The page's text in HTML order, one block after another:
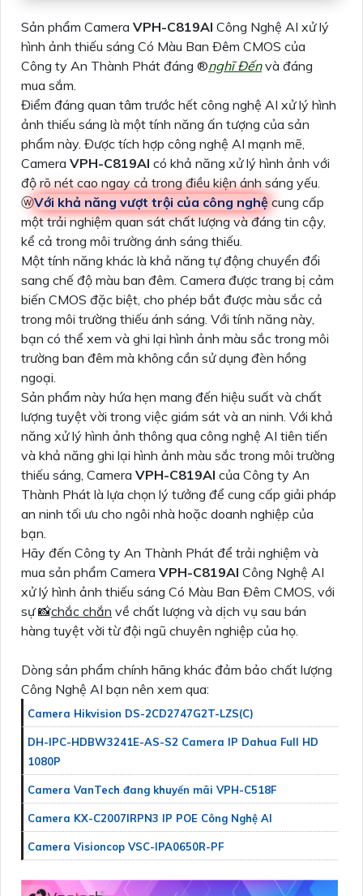
Sản phẩm Camera VPH-C819AI Công Nghệ AI xử lý
hình ảnh thiếu sáng Có Màu Ban Ðêm CMOS của
Công ty An Thành Phát đáng ®️nghĩ Đếnvà đáng
mua sắm.
Điểm đáng quan tâm trước hết công nghệ AI xử lý hình
ảnh thiếu sáng là một tính năng ấn tượng của sản
phẩm này. Được tích hợp công nghệ AI mạnh mẽ,
Camera VPH-C819AI có khả năng xử lý hình ảnh với
độ rõ nét cao ngay cả trong điều kiện ánh sáng yếu.
ⓦVới khả năng vượt trội của công nghệ cung cấp
một trải nghiệm quan sát chất lượng và đáng tin cậy,
kể cả trong môi trường ánh sáng thiếu.
Một tính năng khác là khả năng tự động chuyển đổi
sang chế độ màu ban đêm. Camera được trang bị cảm
biến CMOS đặc biệt, cho phép bắt được màu sắc cả
trong môi trường thiếu ánh sáng. Với tính năng này,
bạn có thể xem và ghi lại hình ảnh màu sắc trong môi
trường ban đêm mà không cần sử dụng đèn hồng
ngoại.
Sản phẩm này hứa hẹn mang đến hiệu suất và chất
lượng tuyệt vời trong việc giám sát và an ninh. Với khả
năng xử lý hình ảnh thông qua công nghệ AI tiên tiến
và khả năng ghi lại hình ảnh màu sắc trong môi trường
thiếu sáng, Camera VPH-C819AI của Công ty An
Thành Phát là lựa chọn lý tưởng để cung cấp giải pháp
an ninh tối ưu cho ngôi nhà hoặc doanh nghiệp của
bạn.
Hãy đến Công ty An Thành Phát để trải nghiệm và
mua sản phẩm Camera VPH-C819AI Công Nghệ AI
xử lý hình ảnh thiếu sáng Có Màu Ban Ðêm CMOS, với
sự 📸chắc chắn về chất lượng và dịch vụ sau bán
hàng tuyệt vời từ đội ngũ chuyên nghiệp của họ.
Dòng sản phẩm chính hãng khác đảm bảo chất lượng
Công Nghệ AI bạn nên xem qua:
Camera Hikvision DS-2CD2747G2T-LZS(C)
DH-IPC-HDBW3241E-AS-S2 Camera IP Dahua Full HD
1080P
Camera VanTech đang khuyến mãi VPH-C518F
Camera KX-C2007IRPN3 IP POE Công Nghệ AI
Camera Visioncop VSC-IPA0650R-PF